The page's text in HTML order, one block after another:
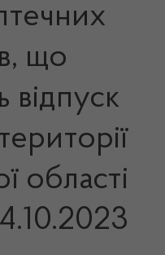
що
відпуск
області